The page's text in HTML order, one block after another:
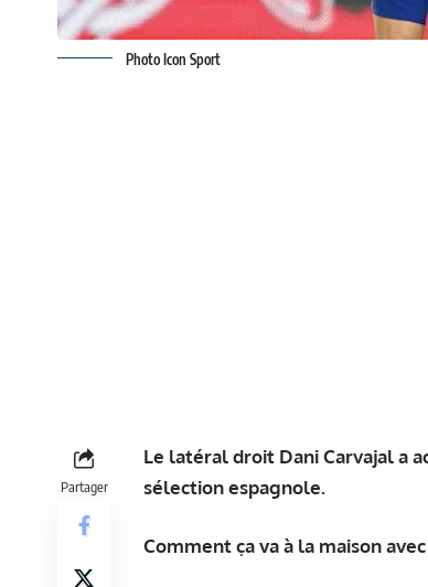
Photo Icon Sport
Partager
Le latéral droit Dani Carvajal a
sélection espagnole.
Comment ça va à la maison